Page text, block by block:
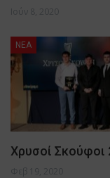
Ιούν 8, 2020
NEA
Χρυσοί
Φεβ 19, 2020